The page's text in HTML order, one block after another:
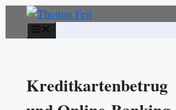
Kreditkartenbetrug